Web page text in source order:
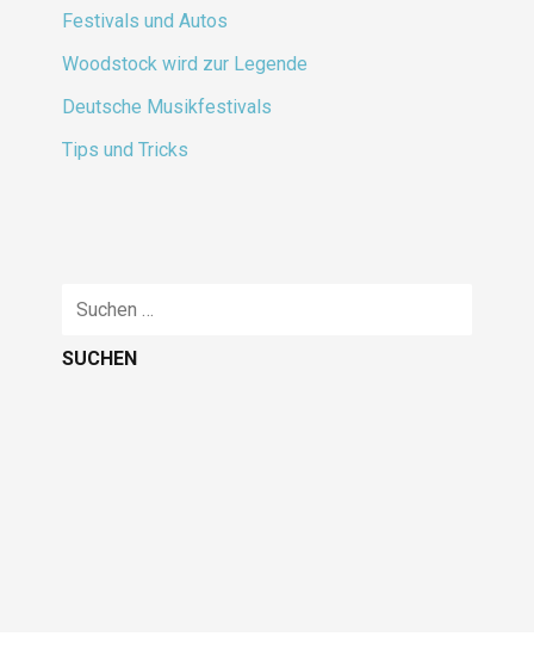
Festivals und Autos
Woodstock wird zur Legende
Deutsche Musikfestivals
Tips und Tricks
Suche